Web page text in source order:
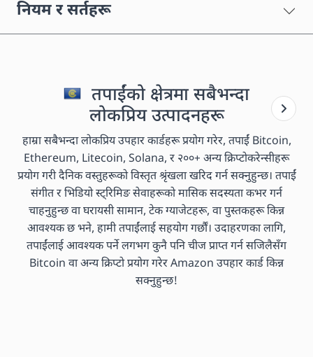
नियम र सर्तहरू
तपाईंको क्षेत्रमा सबैभन्दा
लोकप्रिय उत्पादनहरू
हाम्रा सबैभन्दा लोकप्रिय उपहार कार्डहरू प्रयोग गरेर, तपाईं Bitcoin,
Ethereum, Litecoin, Solana, र २००+ अन्य क्रिप्टोकरेन्सीहरू
प्रयोग गरी दैनिक वस्तुहरूको विस्तृत श्रृंखला खरिद गर्न सक्नुहुन्छ। तपाईं
संगीत र भिडियो स्ट्रिमिङ सेवाहरूको मासिक सदस्यता कभर गर्न
चाहनुहुन्छ वा घरायसी सामान, टेक ग्याजेटहरू, वा पुस्तकहरू किन्न
आवश्यक छ भने, हामी तपाईंलाई सहयोग गर्छौं। उदाहरणका लागि,
तपाईंलाई आवश्यक पर्ने लगभग कुनै पनि चीज प्राप्त गर्न सजिलैसँग
Bitcoin वा अन्य क्रिप्टो प्रयोग गरेर Amazon उपहार कार्ड किन्न
सक्नुहुन्छ!